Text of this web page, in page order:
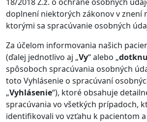
doplnení niektorých zákonov v znení
ktorými sa spracúvanie osobných
Za účelom informovania našich
(ďalej jednotlivo aj „Vy“ alebo „
spôsoboch spracúvania osobných
toto Vyhlásenie o spracúvaní
„Vyhlásenie“), ktoré obsahuje
spracúvania vo všetkých prípadoch,
identifikovali vo vzťahu k pacientom